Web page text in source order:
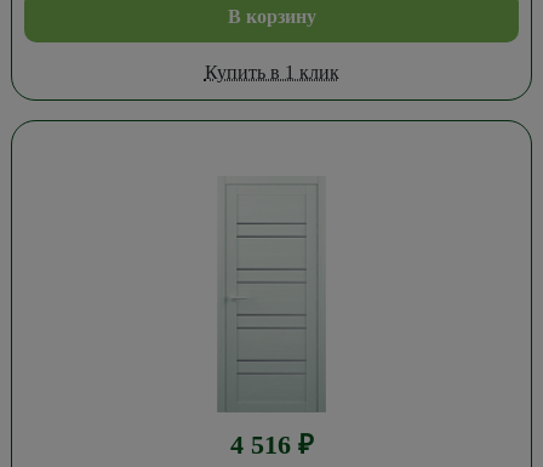
В корзину
Купить в 1 клик
4 516 ₽